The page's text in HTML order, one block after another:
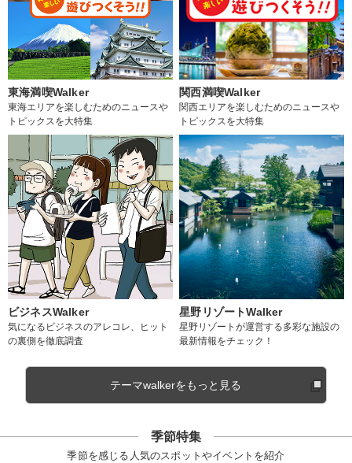
東海満喫Walker
東海エリアを楽しむためのニュースや
トピックスを大特集
関西満喫Walker
関西エリアを楽しむためのニュースや
トピックスを大特集
ビジネスWalker
気になるビジネスのアレコレ、ヒット
の裏側を徹底調査
星野リゾートWalker
星野リゾートが運営する多彩な施設の
最新情報をチェック！
テーマwalkerをもっと見る
季節特集
季節を感じる人気のスポットやイベントを紹介